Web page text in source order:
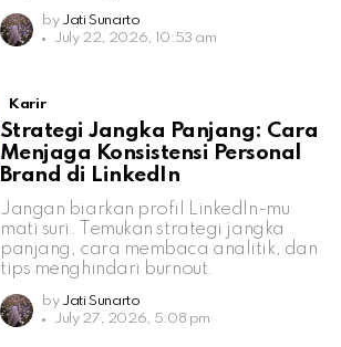
by Jati Sunarto
July 22, 2026, 10:53 am
Karir
Strategi Jangka Panjang: Cara
Menjaga Konsistensi Personal
Brand di LinkedIn
Jangan biarkan profil LinkedIn-mu
mati suri. Temukan strategi jangka
panjang, cara membaca analitik, dan
tips menghindari burnout.
by Jati Sunarto
July 27, 2026, 5:08 pm